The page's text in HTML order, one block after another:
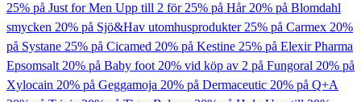
25% på Just for Men Upp till 2 för 25% på Hår20% på Blomdahl
smycken 20% på Sjö&Hav utomhusprodukter25% på Carmex 20%
på Systane 25% på Cicamed 20% på Kestine 25% på Elexir Pharma
Epsomsalt20% på Baby foot20% vid köp av 2 på Fungoral 20% på
Xylocain 20% på Geggamoja 20% på Dermaceutic 20% på Q+A